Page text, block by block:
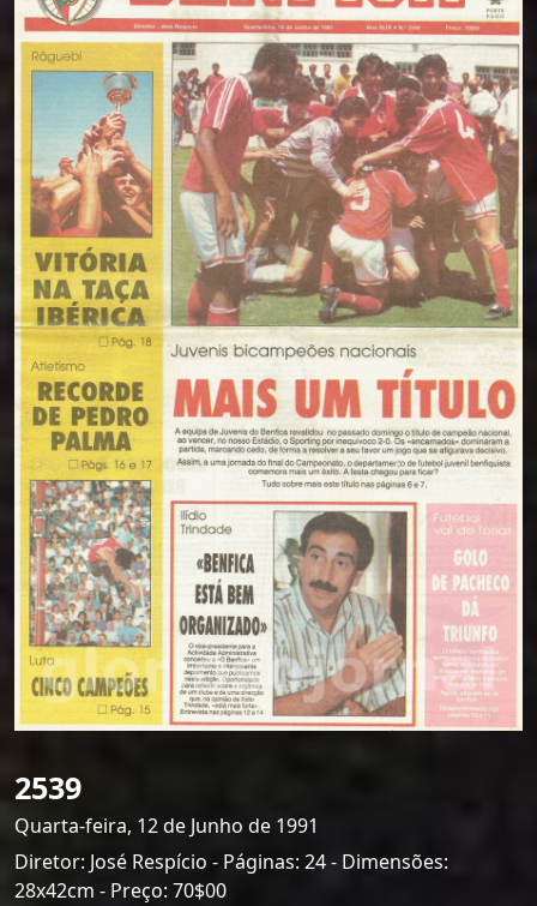
2539
Quarta-feira, 12 de Junho de 1991
Diretor: José Respício - Páginas: 24 - Dimensões:
28x42cm - Preço: 70$00